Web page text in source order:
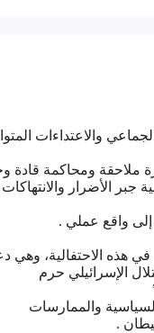
ﻭﺍﻻﻋﺘﺪﺍﺀﺍﺕ
ﻣﻼﺣﻘﺔ ﻭﻣﺤﺎﻛﻤﺔ ﻗﺎﺩﺓ
ﺟﺒﺮ ﺍﻷﺿﺮﺍﺭ ﻭﺍﻻﻧﺘﻬﺎﻛﺎﺕ
ﻭﺍﻗﻊ ﻋﻤﻠﻲ .
ﻓﻲ ﻫﺬﻩ ﺍﻻﺣﺘﻔﺎﻟﻴﺔ، ﻭﻫﻲ
ﺍﻹﺳﺮﺍﺋﻴﻠﻲ ﺣﺮﻡ
ﻭﺍﻟﻤﻤﺎﺭﺳﺎﺕ
.